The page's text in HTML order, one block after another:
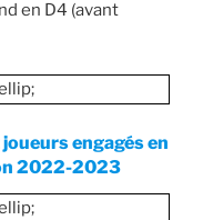
en D4 (avant
engagés en
2022-2023